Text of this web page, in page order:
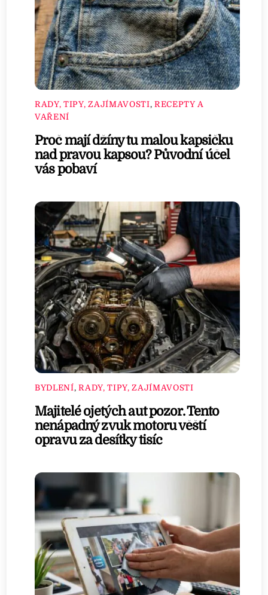
RADY, TIPY, ZAJÍMAVOSTI, RECEPTY A
VAŘENÍ
Proč mají džíny tu malou kapsičku
nad pravou kapsou? Původní účel
vás pobaví
BYDLENÍ,RADY, TIPY, ZAJÍMAVOSTI
Majitelé ojetých aut pozor. Tento
nenápadný zvuk motoru věští
opravu za desítky tisíc